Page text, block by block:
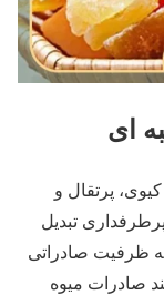
ای
پرتقال و
تبدیل
ظرفیت صادراتی
صادرات میوه